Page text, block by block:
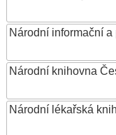
Národní informační
Národní knihovna
Národní lékařská